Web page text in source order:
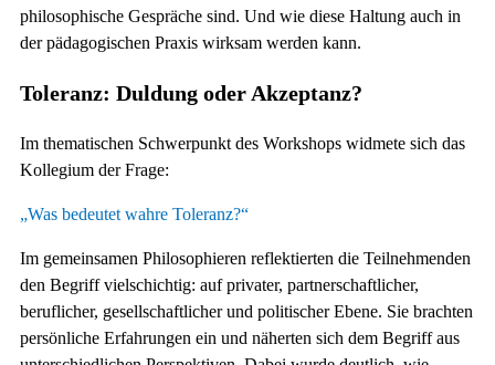
philosophische Gespräche sind. Und wie diese Haltung auch in
der pädagogischen Praxis wirksam werden kann.
Toleranz: Duldung oder Akzeptanz?
Im thematischen Schwerpunkt des Workshops widmete sich das
Kollegium der Frage:
„Was bedeutet wahre Toleranz?“
Im gemeinsamen Philosophieren reflektierten die Teilnehmenden
den Begriff vielschichtig: auf privater, partnerschaftlicher,
beruflicher, gesellschaftlicher und politischer Ebene. Sie brachten
persönliche Erfahrungen ein und näherten sich dem Begriff aus